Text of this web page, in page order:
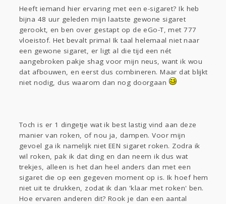
Sport
Contact Viva zoekt
Aangeboden
Gevraagd
Doen
Zien
Lezen
Heeft iemand hier ervaring met een e-sigaret? Ik heb
bijna 48 uur geleden mijn laatste gewone sigaret
gerookt, en ben over gestapt op de eGo-T, met 777
vloeistof. Het bevalt prima! Ik taal helemaal niet naar
een gewone sigaret, er ligt al die tijd een nét
aangebroken pakje shag voor mijn neus, want ik wou
dat afbouwen, en eerst dus combineren. Maar dat blijkt
niet nodig, dus waarom dan nog doorgaan
Toch is er 1 dingetje wat ik best lastig vind aan deze
manier van roken, of nou ja, dampen. Voor mijn
gevoel ga ik namelijk niet EEN sigaret roken. Zodra ik
wil roken, pak ik dat ding en dan neem ik dus wat
trekjes, alleen is het dan heel anders dan met een
sigaret die op een gegeven moment op is. Ik hoef hem
niet uit te drukken, zodat ik dan 'klaar met roken' ben.
Hoe ervaren anderen dit? Rook je dan een aantal